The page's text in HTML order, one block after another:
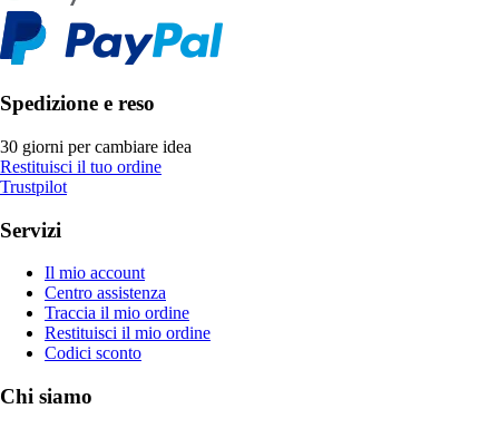
Spedizione e reso
30 giorni per cambiare idea
Restituisci il tuo ordine
Trustpilot
Servizi
Il mio account
Centro assistenza
Traccia il mio ordine
Restituisci il mio ordine
Codici sconto
Chi siamo